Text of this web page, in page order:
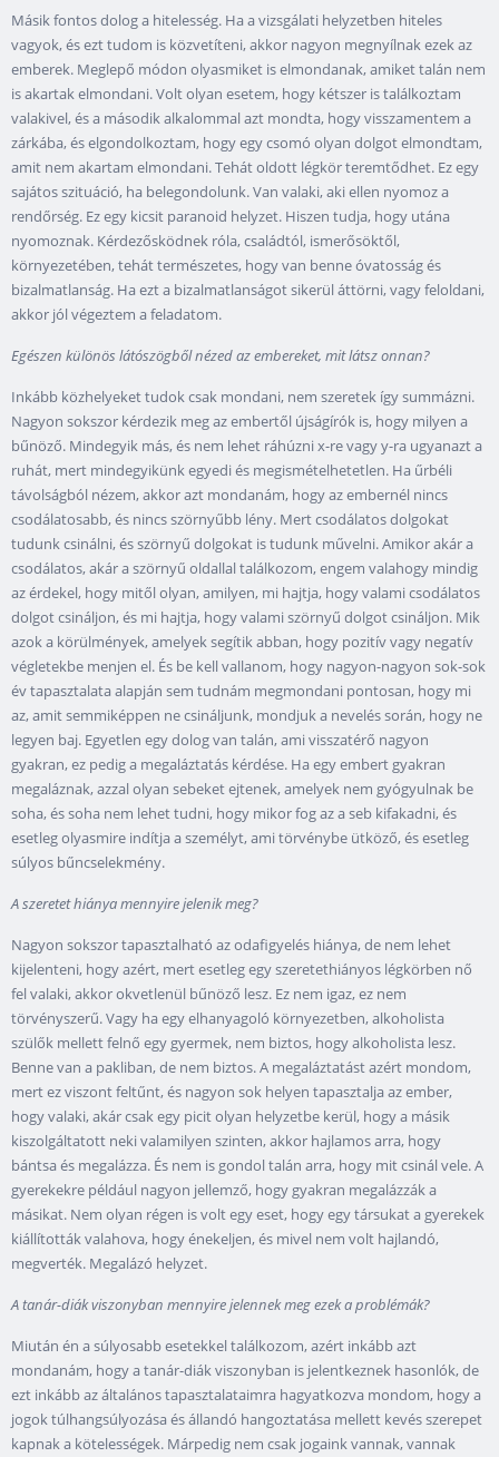
Másik fontos dolog a hitelesség. Ha a vizsgálati helyzetben hiteles
vagyok, és ezt tudom is közvetíteni, akkor nagyon megnyílnak ezek az
emberek. Meglepő módon olyasmiket is elmondanak, amiket talán nem
is akartak elmondani. Volt olyan esetem, hogy kétszer is találkoztam
valakivel, és a második alkalommal azt mondta, hogy visszamentem a
zárkába, és elgondolkoztam, hogy egy csomó olyan dolgot elmondtam,
amit nem akartam elmondani. Tehát oldott légkör teremtődhet. Ez egy
sajátos szituáció, ha belegondolunk. Van valaki, aki ellen nyomoz a
rendőrség. Ez egy kicsit paranoid helyzet. Hiszen tudja, hogy utána
nyomoznak. Kérdezősködnek róla, családtól, ismerősöktől,
környezetében, tehát természetes, hogy van benne óvatosság és
bizalmatlanság. Ha ezt a bizalmatlanságot sikerül áttörni, vagy feloldani,
akkor jól végeztem a feladatom.
Egészen különös látószögből nézed az embereket, mit látsz onnan?
Inkább közhelyeket tudok csak mondani, nem szeretek így summázni.
Nagyon sokszor kérdezik meg az embertől újságírók is, hogy milyen a
bűnöző. Mindegyik más, és nem lehet ráhúzni x-re vagy y-ra ugyanazt a
ruhát, mert mindegyikünk egyedi és megismételhetetlen. Ha űrbéli
távolságból nézem, akkor azt mondanám, hogy az embernél nincs
csodálatosabb, és nincs szörnyűbb lény. Mert csodálatos dolgokat
tudunk csinálni, és szörnyű dolgokat is tudunk művelni. Amikor akár a
csodálatos, akár a szörnyű oldallal találkozom, engem valahogy mindig
az érdekel, hogy mitől olyan, amilyen, mi hajtja, hogy valami csodálatos
dolgot csináljon, és mi hajtja, hogy valami szörnyű dolgot csináljon. Mik
azok a körülmények, amelyek segítik abban, hogy pozitív vagy negatív
végletekbe menjen el. És be kell vallanom, hogy nagyon-nagyon sok-sok
év tapasztalata alapján sem tudnám megmondani pontosan, hogy mi
az, amit semmiképpen ne csináljunk, mondjuk a nevelés során, hogy ne
legyen baj. Egyetlen egy dolog van talán, ami visszatérő nagyon
gyakran, ez pedig a megaláztatás kérdése. Ha egy embert gyakran
megaláznak, azzal olyan sebeket ejtenek, amelyek nem gyógyulnak be
soha, és soha nem lehet tudni, hogy mikor fog az a seb kifakadni, és
esetleg olyasmire indítja a személyt, ami törvénybe ütköző, és esetleg
súlyos bűncselekmény.
A szeretet hiánya mennyire jelenik meg?
Nagyon sokszor tapasztalható az odafigyelés hiánya, de nem lehet
kijelenteni, hogy azért, mert esetleg egy szeretethiányos légkörben nő
fel valaki, akkor okvetlenül bűnöző lesz. Ez nem igaz, ez nem
törvényszerű. Vagy ha egy elhanyagoló környezetben, alkoholista
szülők mellett felnő egy gyermek, nem biztos, hogy alkoholista lesz.
Benne van a pakliban, de nem biztos. A megaláztatást azért mondom,
mert ez viszont feltűnt, és nagyon sok helyen tapasztalja az ember,
hogy valaki, akár csak egy picit olyan helyzetbe kerül, hogy a másik
kiszolgáltatott neki valamilyen szinten, akkor hajlamos arra, hogy
bántsa és megalázza. És nem is gondol talán arra, hogy mit csinál vele. A
gyerekekre például nagyon jellemző, hogy gyakran megalázzák a
másikat. Nem olyan régen is volt egy eset, hogy egy társukat a gyerekek
kiállították valahova, hogy énekeljen, és mivel nem volt hajlandó,
megverték. Megalázó helyzet.
A tanár-diák viszonyban mennyire jelennek meg ezek a problémák?
Miután én a súlyosabb esetekkel találkozom, azért inkább azt
mondanám, hogy a tanár-diák viszonyban is jelentkeznek hasonlók, de
ezt inkább az általános tapasztalataimra hagyatkozva mondom, hogy a
jogok túlhangsúlyozása és állandó hangoztatása mellett kevés szerepet
kapnak a kötelességek. Márpedig nem csak jogaink vannak, vannak